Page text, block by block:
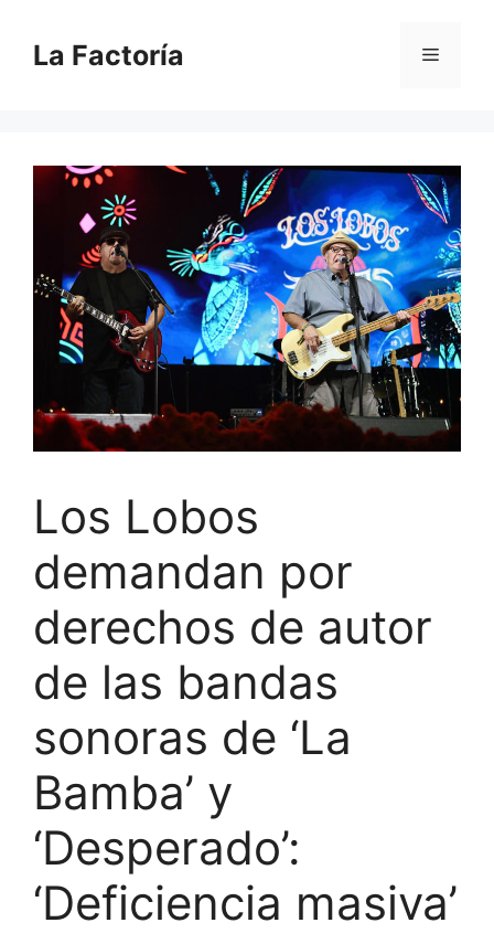
contenido
La Factoría Menú
Los Lobos
demandan por
derechos de autor
de las bandas
sonoras de ‘La
Bamba’ y
‘Desperado’:
‘Deficiencia masiva’